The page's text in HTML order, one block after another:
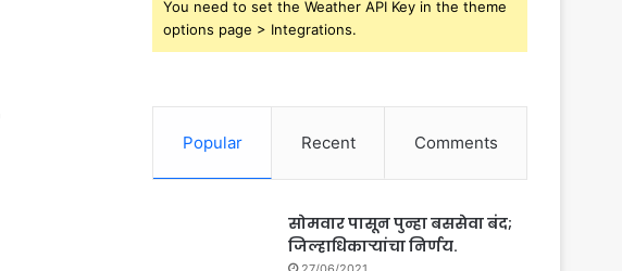
You need to set the Weather API Key in the theme
options page > Integrations.
Popular Recent Comments
सोमवार पासून पुन्हा बससेवा बंद;
जिल्हाधिकाऱ्यांचा निर्णय.